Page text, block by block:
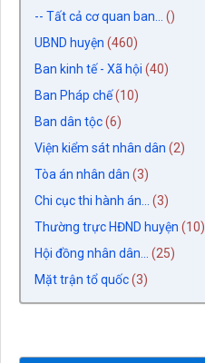
-- Tất cả cơ quan ban...
()
UBND huyện (460)
Ban kinh tế - Xã hội (40)
Ban Pháp chế(10)
Ban dân tộc(6)
Viện kiểm sát nhân dân (2)
Tòa án nhân dân (3)
Chi cục thi hành án...
(3)
Thường trực HĐND huyện (10)
Hội đồng nhân dân...
(25)
Mặt trận tổ quốc(3)